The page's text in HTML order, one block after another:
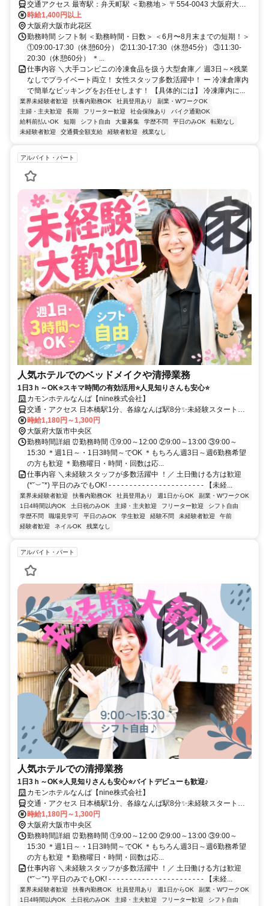
交通アクセス 最寄駅：弁天町駅 ＜勤務地＞ 〒554-0043 大阪府大阪
市此花区夢洲東1丁目2-12 ＊車・バイク通勤OK ＊JR「弁天町」駅か
ら無料送迎バスあり
時給1,400円以上
大阪府大阪市此花区
勤務時間 シフト制 ＜勤務時間・日数＞ ＜6月〜8月末までの短期！＞
①09:00-17:30（休憩60分） ②11:30-17:30（休憩45分） ③11:30-
20:30（休憩60分） ＊...
仕事内容 ＼大手コンビニの冷凍食品を扱う大型倉庫／ 週3日～×残業
なしでプライベート両立！ 女性スタッフ多数活躍中！ ー 冷凍倉庫内
で簡単なピッキングをお任せします！ 【具体的には】 冷凍庫内に...
業界未経験者歓迎 扶養内勤務OK 社員登用あり
副業・WワークOK
主婦・主夫歓迎
長期 フリーター歓迎 社会保険あり
バイク通勤OK
給料前払いOK
短期 シフト自由 大量募集 学歴不問 平日のみOK
転勤なし
未経験者歓迎
交通費全額支給 経験者歓迎 残業なし
アルバイト・パート
人気ホテルでのベッドメイクや清掃業務
1日3ｈ～OK⭐スキマ時間の有効活用⭐人見知りさんも安心⭐
カモンホテルなんば【nine株式会社】
交通・アクセス 日本橋駅1分、各線なんば駅8分✨未経験スタート全
力応援✨自分のペースで働きたい人見知りさんも安心！
時給1,180円～1,300円
大阪府大阪市中央区
勤務時間詳細 ⏰勤務時間 ①9:00～12:00 ②9:00～13:00 ③9:00～
15:30 ＊週1日～・1日3時間～でOK ＊もちろん週3日～週6勤務希望
の方も歓迎 ＊勤務曜日・時間・回数は応...
仕事内容 ＼未経験スタッフが多数活躍中 ！／ 土日働ける方は歓迎
(*˘︶˘*) 平日のみでもOK! - - - - - - - - - - - - - - - - - - - - - - - 【未経...
業界未経験者歓迎 扶養内勤務OK 社員登用あり 週1日からOK
副業・WワークOK
1日4時間以内OK
土日祝のみOK 主婦・主夫歓迎 フリーター歓迎
シフト自由
学歴不問
職場見学可 平日のみOK 学生歓迎 経験不問 未経験者歓迎
午前
経験者歓迎
ネイルOK 残業なし
アルバイト・パート
人気ホテルでの清掃業務
1日3ｈ～OK⭐人見知りさんも安心⭐バイトデビューも歓迎♪
カモンホテルなんば【nine株式会社】
交通・アクセス 日本橋駅1分、各線なんば駅8分✨未経験スタート全
力応援✨自分のペースで働きたい人見知りさんも安心！
時給1,180円～1,300円
大阪府大阪市中央区
勤務時間詳細 ⏰勤務時間 ①9:00～12:00 ②9:00～13:00 ③9:00～
15:30 ＊週1日～・1日3時間～でOK ＊もちろん週3日～週6勤務希望
の方も歓迎 ＊勤務曜日・時間・回数は応...
仕事内容 ＼未経験スタッフが多数活躍中 ！／ 土日働ける方は歓迎
(*˘︶˘*) 平日のみでもOK! - - - - - - - - - - - - - - - - - - - - - - - 【未経...
業界未経験者歓迎 扶養内勤務OK 社員登用あり 週1日からOK
副業・WワークOK
1日4時間以内OK
土日祝のみOK 主婦・主夫歓迎 フリーター歓迎
シフト自由